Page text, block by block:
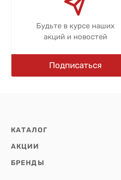
Будьте в курсе наших
акций и новостей
Подписаться
КАТАЛОГ
АКЦИИ
БРЕНДЫ